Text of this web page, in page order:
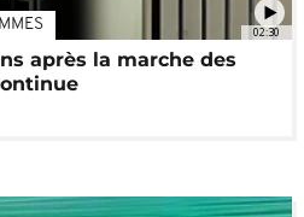
02:30
après la marche des